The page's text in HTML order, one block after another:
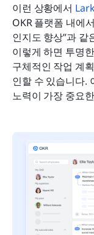
이런 상황에서
OKR 플랫폼 내에
인지도 향상”과 같
이렇게 하면 투명
구체적인 작업 계
인할 수 있습니다.
노력이 가장 중요